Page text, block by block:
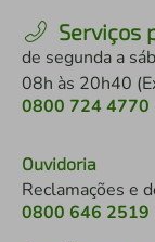
Serviços
de segunda a
08h às 20h40
0800 724 4770
Ouvidoria
Reclamações e
0800 646 2519